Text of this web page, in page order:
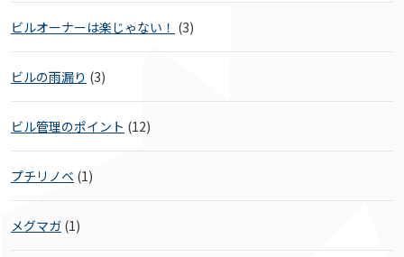
ビルオーナーは楽じゃない！ (3)
ビルの雨漏り (3)
ビル管理のポイント (12)
プチリノベ (1)
メグマガ (1)